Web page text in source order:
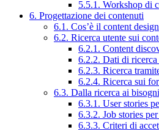
5.5.1. Workshop di
6. Progettazione dei contenuti
6.1. Cos’è il content design
6.2. Ricerca utente sui
6.2.1. Content
6.2.2. Dati di
6.2.3. Ricerca
6.2.4. Ricerca sui
6.3. Dalla ricerca ai
6.3.1. User stories
6.3.2. Job stories
6.3.3. Criteri di